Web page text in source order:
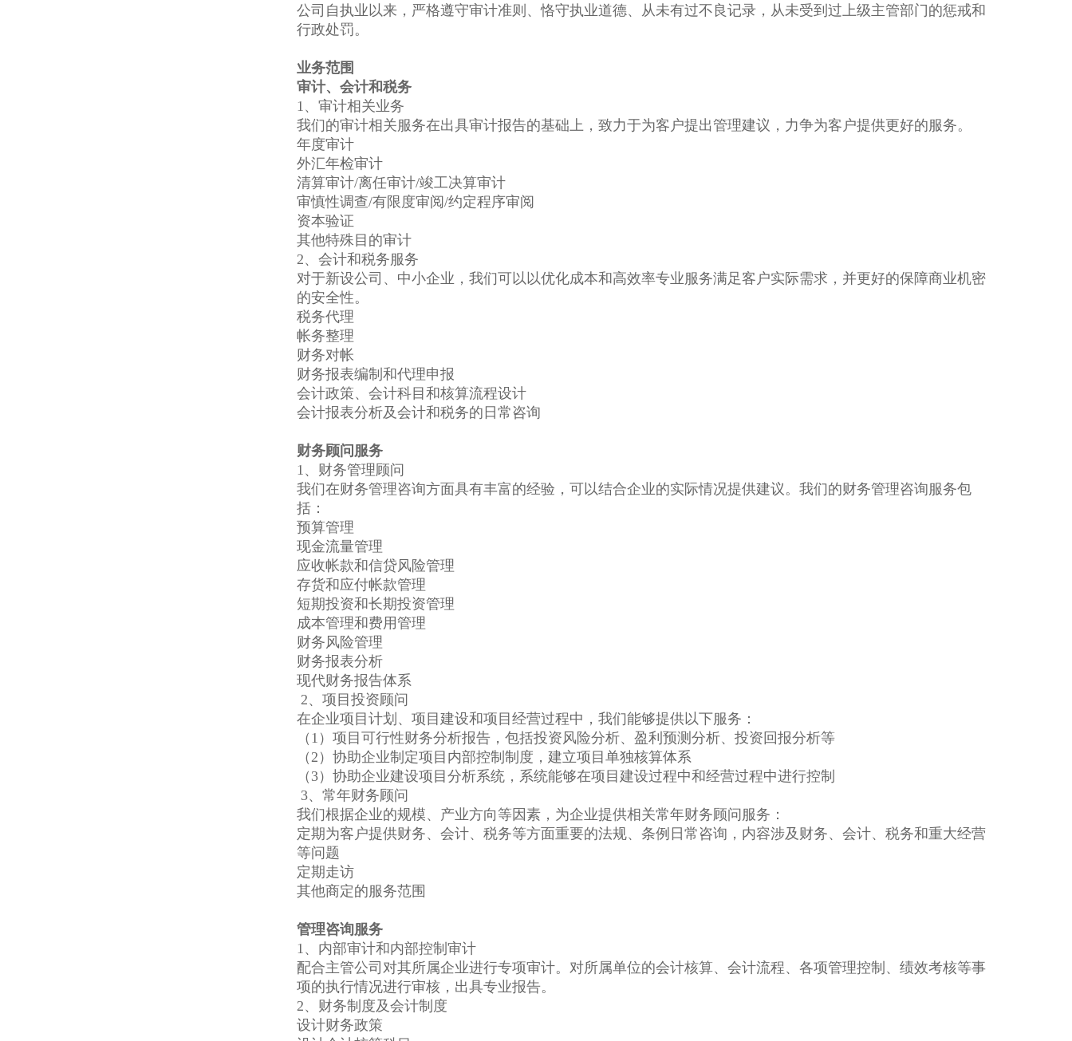
公司自执业以来，严格遵守审计准则、恪守执业道德、从未有过不良记录，从未受到过上级主管部门的惩戒和
行政处罚。
业务范围
审计、 会计和税务
1、审计相关业务
我们的审计相关服务在出具审计报告的基础上，致力于为客户提出管理建议，力争为客户提供更好的服务。
年度审计
外汇年检审计
清算审计/离任审计/竣工决算审计
审慎性调查/有限度审阅/约定程序审阅
资本验证
其他特殊目的审计
2、会计和税务服务
对于新设公司、中小企业，我们可以以优化成本和高效率专业服务满足客户实际需求，并更好的保障商业机密
的安全性。
税务代理
帐务整理
财务对帐
财务报表编制和代理申报
会计政策、会计科目和核算流程设计
会计报表分析及会计和税务的日常咨询
财务顾问服务
1、财务管理顾问
我们在财务管理咨询方面具有丰富的经验，可以结合企业的实际情况提供建议。我们的财务管理咨询服务包
括：
预算管理
现金流量管理
应收帐款和信贷风险管理
存货和应付帐款管理
短期投资和长期投资管理
成本管理和费用管理
财务风险管理
财务报表分析
现代财务报告体系
2、项目投资顾问
在企业项目计划、项目建设和项目经营过程中，我们能够提供以下服务：
（1）项目可行性财务分析报告，包括投资风险分析、盈利预测分析、投资回报分析等
（2）协助企业制定项目内部控制制度，建立项目单独核算体系
（3）协助企业建设项目分析系统，系统能够在项目建设过程中和经营过程中进行控制
3、常年财务顾问
我们根据企业的规模、产业方向等因素，为企业提供相关常年财务顾问服务：
定期为客户提供财务、会计、税务等方面重要的法规、条例日常咨询，内容涉及财务、会计、税务和重大经营
等问题
定期走访
其他商定的服务范围
管理咨询服务
1、内部审计和内部控制审计
配合主管公司对其所属企业进行专项审计。对所属单位的会计核算、会计流程、各项管理控制、绩效考核等事
项的执行情况进行审核，出具专业报告。
2、财务制度及会计制度
设计财务政策